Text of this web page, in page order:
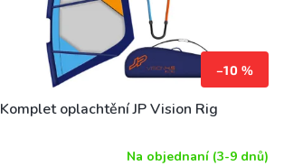
–10 %
Komplet oplachtění JP Vision Rig
Na objednaní (3-9 dnů)